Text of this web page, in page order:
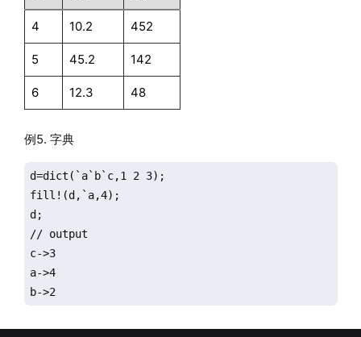
4 10.2 452
5 45.2 142
6 12.3 48
例5. 字典
d=dict(`a`b`c,1 2 3);
fill!(d,`a,4);
d;
// output
c->3
a->4
b->2